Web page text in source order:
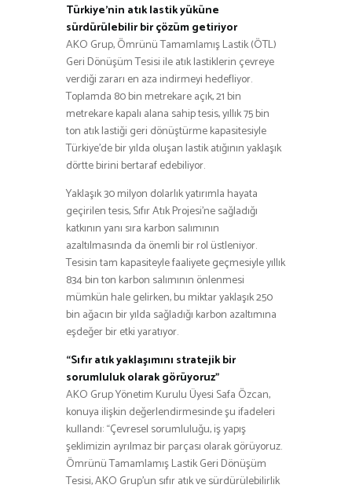
Türkiye’nin atık lastik yüküne
sürdürülebilir bir çözüm getiriyor
AKO Grup, Ömrünü Tamamlamış Lastik (ÖTL)
Geri Dönüşüm Tesisi ile atık lastiklerin çevreye
verdiği zararı en aza indirmeyi hedefliyor.
Toplamda 80 bin metrekare açık, 21 bin
metrekare kapalı alana sahip tesis, yıllık 75 bin
ton atık lastiği geri dönüştürme kapasitesiyle
Türkiye’de bir yılda oluşan lastik atığının yaklaşık
dörtte birini bertaraf edebiliyor.
Yaklaşık 30 milyon dolarlık yatırımla hayata
geçirilen tesis, Sıfır Atık Projesi’ne sağladığı
katkının yanı sıra karbon salımının
azaltılmasında da önemli bir rol üstleniyor.
Tesisin tam kapasiteyle faaliyete geçmesiyle yıllık
834 bin ton karbon salımının önlenmesi
mümkün hale gelirken, bu miktar yaklaşık 250
bin ağacın bir yılda sağladığı karbon azaltımına
eşdeğer bir etki yaratıyor.
“Sıfır atık yaklaşımını stratejik bir
sorumluluk olarak görüyoruz”
AKO Grup Yönetim Kurulu Üyesi Safa Özcan,
konuya ilişkin değerlendirmesinde şu ifadeleri
kullandı: “Çevresel sorumluluğu, iş yapış
şeklimizin ayrılmaz bir parçası olarak görüyoruz.
Ömrünü Tamamlamış Lastik Geri Dönüşüm
Tesisi, AKO Grup’un sıfır atık ve sürdürülebilirlik